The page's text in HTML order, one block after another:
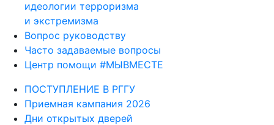
идеологии терроризма
и экстремизма
Вопрос руководству
Часто задаваемые вопросы
Центр помощи #МЫВМЕСТЕ
ПОСТУПЛЕНИЕ В РГГУ
Приемная кампания 2026
Дни открытых дверей